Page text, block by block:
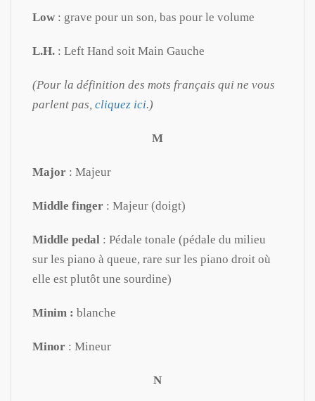
Low : grave pour un son, bas pour le volume
L.H. : Left Hand soit Main Gauche
(Pour la définition des mots français qui ne vous
parlent pas, cliquez ici.)
M
Major : Majeur
Middle finger : Majeur (doigt)
Middle pedal : Pédale tonale (pédale du milieu
sur les piano à queue, rare sur les piano droit où
elle est plutôt une sourdine)
Minim : blanche
Minor : Mineur
N